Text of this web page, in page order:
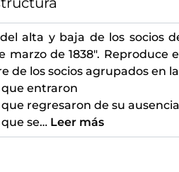
alta y baja de los socios
marzo de 1838".
de los socios agrupados en
que entraron
que regresaron de su ausencia
se… Leer más